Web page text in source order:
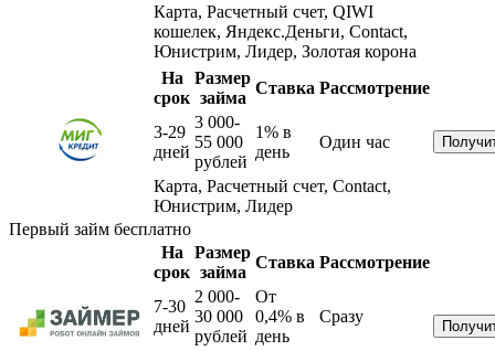
Карта, Расчетный счет, QIWI
кошелек, Яндекс.Деньги, Contact,
Юнистрим, Лидер, Золотая корона
На
срок
Размер
займа
Ставка Рассмотрение
3-29
дней
3 000-
55 000
рублей
1% в
день
Один час
Карта, Расчетный счет, Contact,
Юнистрим, Лидер
Первый займ бесплатно
На
срок
Размер
займа
Ставка Рассмотрение
7-30
дней
2 000-
30 000
рублей
От
0,4% в
день
Сразу